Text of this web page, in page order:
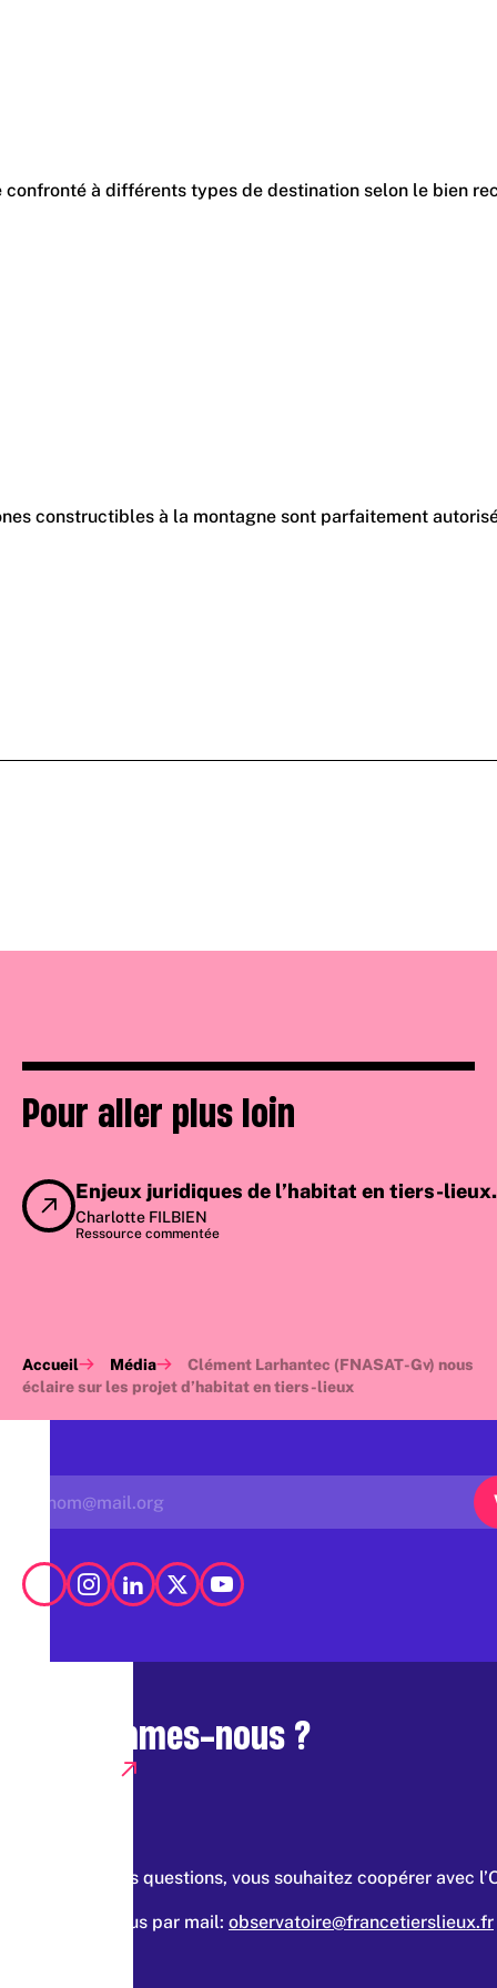
constructibles à la montagne sont parfaitement
Pour aller plus loin
Enjeux juridiques de l’habitat en tiers-
Charlotte FILBIEN
Ressource commentée
Accueil Média
Clément Larhantec (FNASAT-Gv) nous
éclaire sur les projet d’habitat en tiers-lieux
Qui sommes-nous ?
Vous avez des questions, vous souhaitez coopérer avec
Contacter nous par mail: observatoire@francetierslieux.fr